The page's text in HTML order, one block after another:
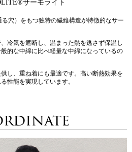
サーモライト
穴）をもつ独特の繊維構造が特徴的なサー
冷気を遮断し、温まった熱を逃さず保温し
的な中綿に比べ軽量な中綿になっているの
し、重ね着にも最適です。高い断熱効果を
性能を実現しています。